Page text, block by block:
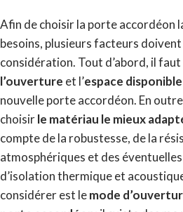
Afin de choisir la porte accordéon
besoins, plusieurs facteurs
considération. Tout d’abord, il
l’ouverture et l’espace disponible
nouvelle porte accordéon. En
choisirle matériau le mieux
compte de la robustesse, de la
atmosphériques et des
d’isolation thermique et
considérer est lemode